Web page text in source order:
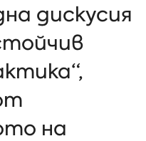
дискусия
на